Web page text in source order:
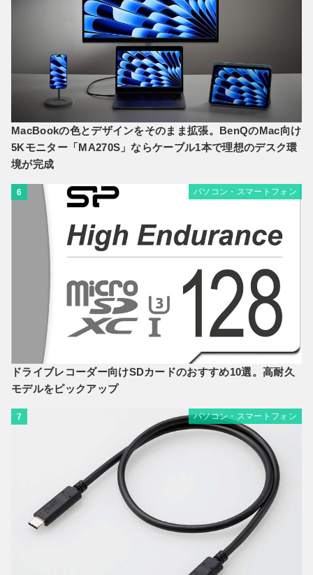
MacBookの色とデザインをそのまま拡張。BenQのMac向け
5Kモニター「MA270S」ならケーブル1本で理想のデスク環
境が完成
6 パソコン・スマートフォン
ドライブレコーダー向けSDカードのおすすめ10選。高耐久
モデルをピックアップ
7 パソコン・スマートフォン